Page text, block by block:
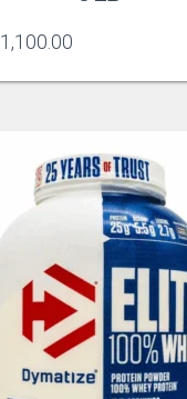
1,100.00